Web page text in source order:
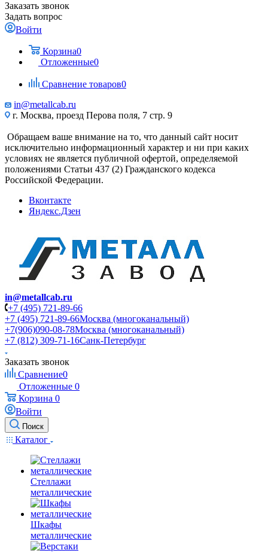
Заказать звонок
Задать вопрос
Войти
Корзина0
Отложенные0
Сравнение товаров0
in@metallcab.ru
г. Москва, проезд Перова поля, 7 стр. 9
Обращаем ваше внимание на то, что данный сайт носит
исключительно информационный характер и ни при каких
условиях не является публичной офертой, определяемой
положениями Статьи 437 (2) Гражданского кодекса
Российской Федерации.
Вконтакте
Яндекс.Дзен
in@metallcab.ru
+7 (495) 721-89-66
+7 (495) 721-89-66Москва (многоканальный)
+7(906)090-08-78Москва (многоканальный)
+7 (812) 309-71-16Санк-Петербург
Заказать звонок
Сравнение0
Отложенные 0
Корзина 0
Войти
Поиск
Каталог
Стеллажи
металлические
Шкафы
металлические